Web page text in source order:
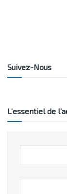
Suivez-Nous
L’essentiel de